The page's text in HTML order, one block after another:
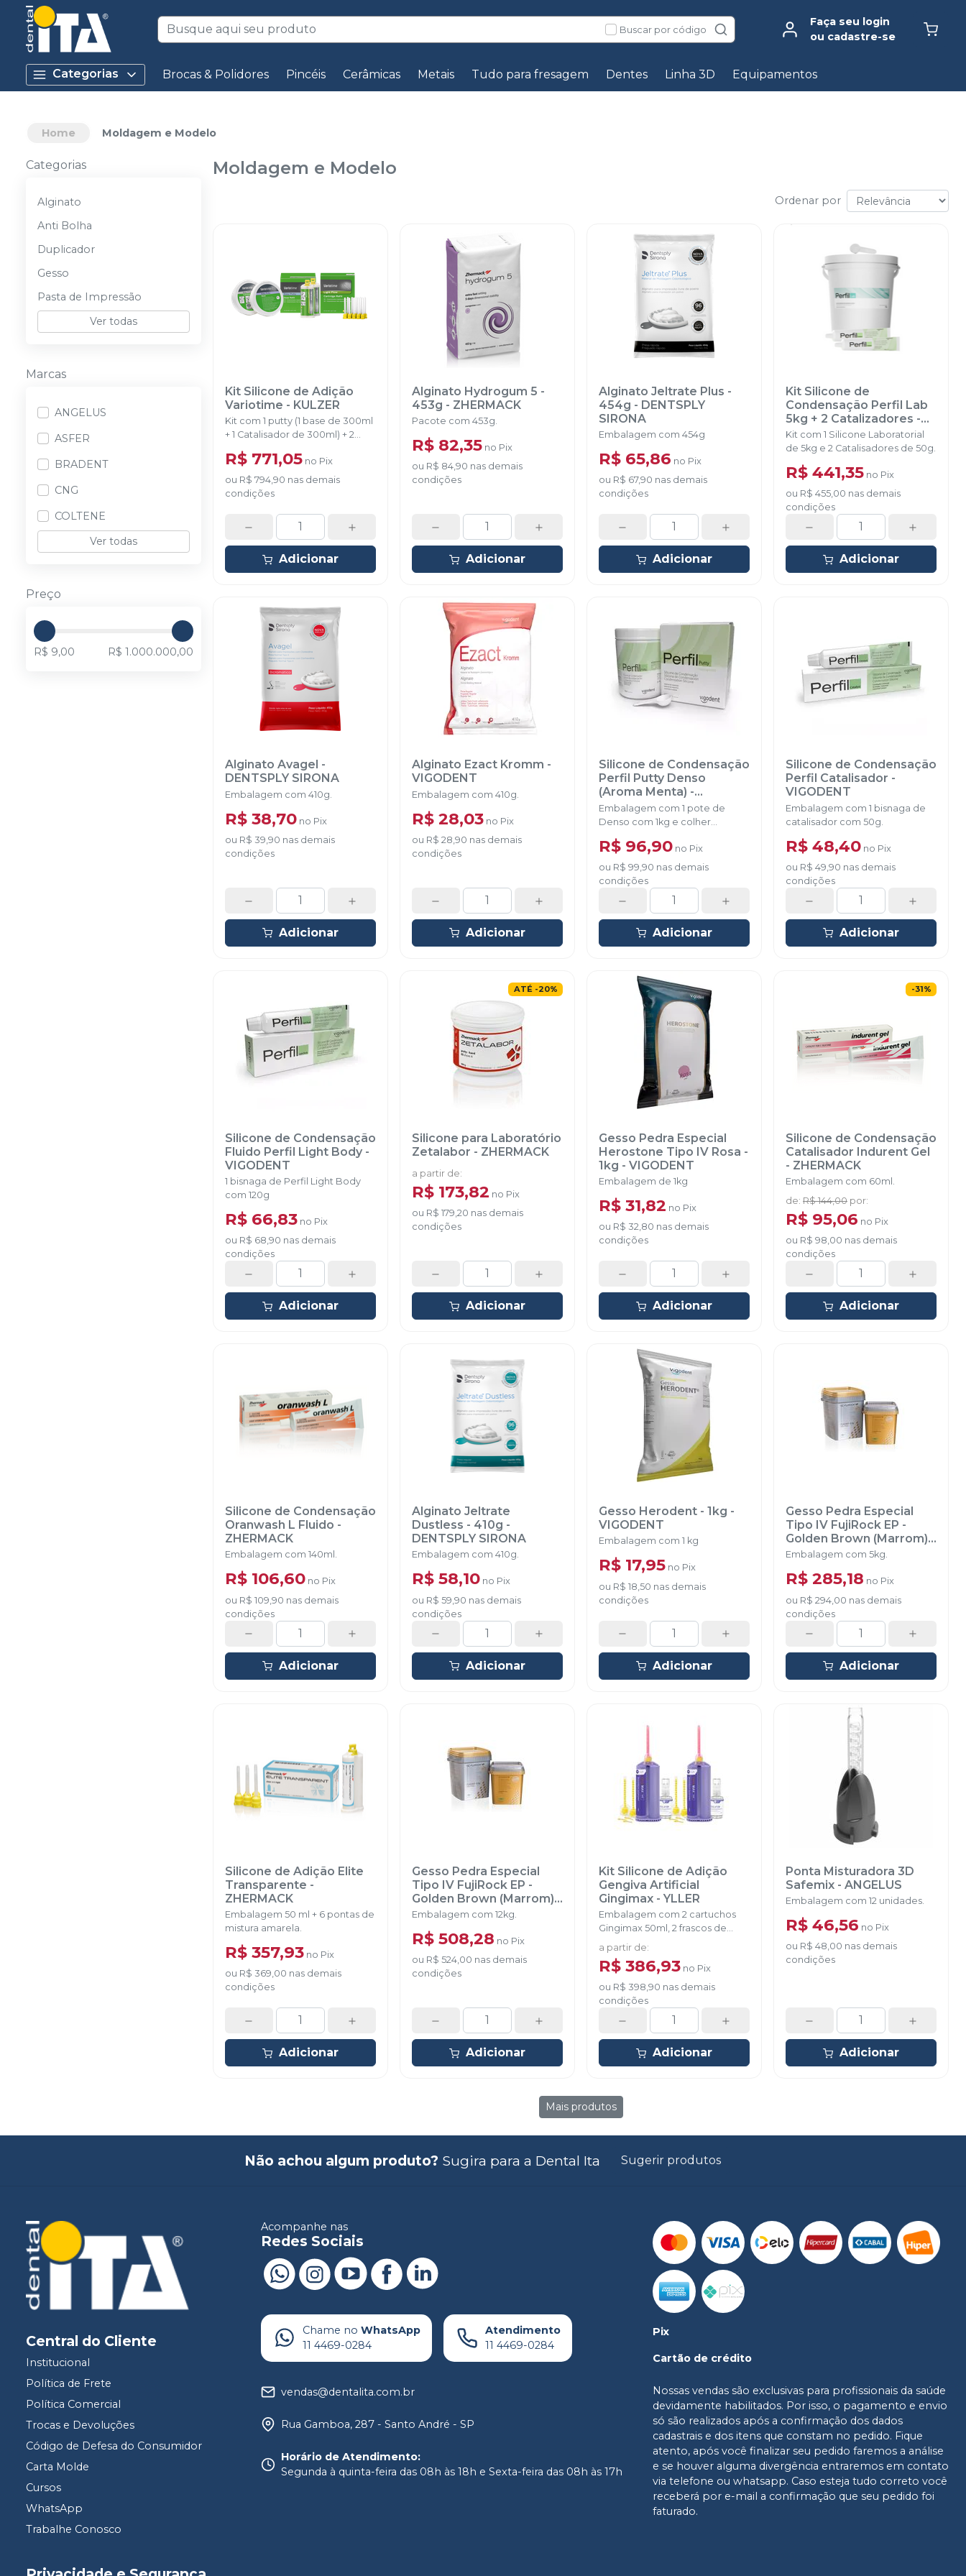
Buscar por código
Faça seu login
ou cadastre-se
Categorias Brocas & Polidores Pincéis Cerâmicas Metais Tudo para fresagem Dentes Linha 3D Equipamentos
Home Moldagem e Modelo
Categorias
Alginato
Anti Bolha
Duplicador
Gesso
Pasta de Impressão
Ver todas
Marcas
ANGELUS
ASFER
BRADENT
CNG
COLTENE
Ver todas
Preço
R$ 9,00 R$ 1.000.000,00
Moldagem e Modelo
Ordenar por
Kit Silicone de Adição
Variotime - KULZER
Kit com 1 putty (1 base de 300ml
+ 1 Catalisador de 300ml) + 2
light flow de 50ml + 10 ponteiras
misturadoras e 02 colheres
dosadoras.
R$ 771,05 no Pix
ou R$ 794,90 nas demais
condições
Adicionar
Alginato Hydrogum 5 -
453g - ZHERMACK
Pacote com 453g.
R$ 82,35 no Pix
ou R$ 84,90 nas demais
condições
Adicionar
Alginato Jeltrate Plus -
454g - DENTSPLY
SIRONA
Embalagem com 454g
R$ 65,86 no Pix
ou R$ 67,90 nas demais
condições
Adicionar
Kit Silicone de
Condensação Perfil Lab
5kg + 2 Catalizadores -
VIGODENT
Kit com 1 Silicone Laboratorial
de 5kg e 2 Catalisadores de 50g.
R$ 441,35 no Pix
ou R$ 455,00 nas demais
condições
Adicionar
Alginato Avagel -
DENTSPLY SIRONA
Embalagem com 410g.
R$ 38,70 no Pix
ou R$ 39,90 nas demais
condições
Adicionar
Alginato Ezact Kromm -
VIGODENT
Embalagem com 410g.
R$ 28,03 no Pix
ou R$ 28,90 nas demais
condições
Adicionar
Silicone de Condensação
Perfil Putty Denso
(Aroma Menta) -
VIGODENT
Embalagem com 1 pote de
Denso com 1kg e colher
R$ 96,90 no Pix
ou R$ 99,90 nas demais
condições
Adicionar
Silicone de Condensação
Perfil Catalisador -
VIGODENT
Embalagem com 1 bisnaga de
catalisador com 50g.
R$ 48,40 no Pix
ou R$ 49,90 nas demais
condições
Adicionar
Silicone de Condensação
Fluido Perfil Light Body -
VIGODENT
1 bisnaga de Perfil Light Body
com 120g
R$ 66,83 no Pix
ou R$ 68,90 nas demais
condições
Adicionar
ATÉ -20%
Silicone para Laboratório
Zetalabor - ZHERMACK
a partir de:
R$ 173,82 no Pix
ou R$ 179,20 nas demais
condições
Adicionar
Gesso Pedra Especial
Herostone Tipo IV Rosa -
1kg - VIGODENT
Embalagem de 1kg
R$ 31,82 no Pix
ou R$ 32,80 nas demais
condições
Adicionar
-31%
Silicone de Condensação
Catalisador Indurent Gel
- ZHERMACK
Embalagem com 60ml.
de: R$ 144,00 por:
R$ 95,06 no Pix
ou R$ 98,00 nas demais
condições
Adicionar
Silicone de Condensação
Oranwash L Fluido -
ZHERMACK
Embalagem com 140ml.
R$ 106,60 no Pix
ou R$ 109,90 nas demais
condições
Adicionar
Alginato Jeltrate
Dustless - 410g -
DENTSPLY SIRONA
Embalagem com 410g.
R$ 58,10 no Pix
ou R$ 59,90 nas demais
condições
Adicionar
Gesso Herodent - 1kg -
VIGODENT
Embalagem com 1 kg
R$ 17,95 no Pix
ou R$ 18,50 nas demais
condições
Adicionar
Gesso Pedra Especial
Tipo IV FujiRock EP -
Golden Brown (Marrom) -
5kg-GC
Embalagem com 5kg.
R$ 285,18 no Pix
ou R$ 294,00 nas demais
condições
Adicionar
Silicone de Adição Elite
Transparente -
ZHERMACK
Embalagem 50 ml + 6 pontas de
mistura amarela.
R$ 357,93 no Pix
ou R$ 369,00 nas demais
condições
Adicionar
Gesso Pedra Especial
Tipo IV FujiRock EP -
Golden Brown (Marrom) -
12kg-GC
Embalagem com 12kg.
R$ 508,28 no Pix
ou R$ 524,00 nas demais
condições
Adicionar
Kit Silicone de Adição
Gengiva Artificial
Gingimax - YLLER
Embalagem com 2 cartuchos
Gingimax 50ml, 2 frascos de
Isolator, 12 ponteiras
automisturadoras amarelas.
a partir de:
R$ 386,93 no Pix
ou R$ 398,90 nas demais
condições
Adicionar
Ponta Misturadora 3D
Safemix - ANGELUS
Embalagem com 12 unidades.
R$ 46,56 no Pix
ou R$ 48,00 nas demais
condições
Adicionar
Mais produtos
Não achou algum produto? Sugira para a Dental Ita Sugerir produtos
Central do Cliente
Institucional
Política de Frete
Política Comercial
Trocas e Devoluções
Código de Defesa do Consumidor
Carta Molde
Cursos
WhatsApp
Trabalhe Conosco
Acompanhe nas
Redes Sociais
Chame no WhatsApp
11 4469-0284
Atendimento
11 4469-0284
vendas@dentalita.com.br
Rua Gamboa, 287 - Santo André - SP
Horário de Atendimento:
Segunda à quinta-feira das 08h às 18h e Sexta-feira das 08h às 17h
Pix
Cartão de crédito
Nossas vendas são exclusivas para profissionais da saúde
devidamente habilitados. Por isso, o pagamento e envio
só são realizados após a confirmação dos dados
cadastrais e dos itens que constam no pedido. Fique
atento, após você finalizar seu pedido faremos a análise
e se houver alguma divergência entraremos em contato
via telefone ou whatsapp. Caso esteja tudo correto você
receberá por e-mail a confirmação que seu pedido foi
faturado.